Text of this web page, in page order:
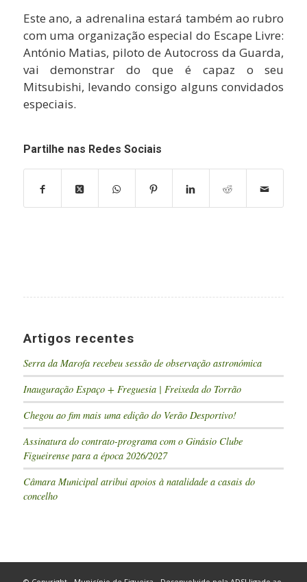
Este ano, a adrenalina estará também ao rubro
com uma organização especial do Escape Livre:
António Matias, piloto de Autocross da Guarda,
vai demonstrar do que é capaz o seu
Mitsubishi, levando consigo alguns convidados
especiais.
Partilhe nas Redes Sociais
Artigos recentes
Serra da Marofa recebeu sessão de observação astronómica
Inauguração Espaço + Freguesia | Freixeda do Torrão
Chegou ao fim mais uma edição do Verão Desportivo!
Assinatura do contrato-programa com o Ginásio Clube
Figueirense para a época 2026/2027
Câmara Municipal atribui apoios à natalidade a casais do
concelho